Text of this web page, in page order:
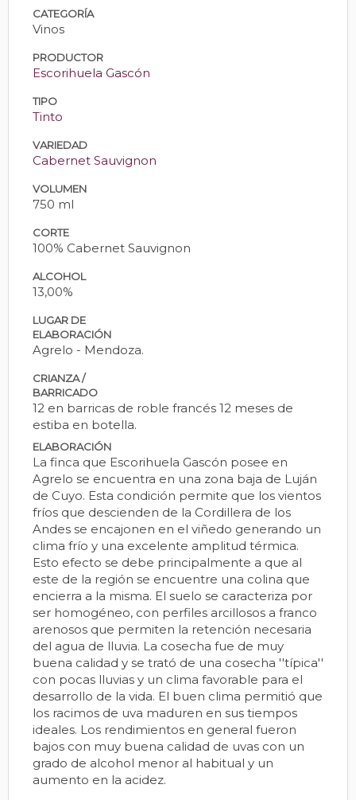
CATEGORÍA
Vinos
PRODUCTOR
Escorihuela Gascón
TIPO
Tinto
VARIEDAD
Cabernet Sauvignon
VOLUMEN
750 ml
CORTE
100% Cabernet Sauvignon
ALCOHOL
13,00%
LUGAR DE
ELABORACIÓN
Agrelo - Mendoza.
CRIANZA /
BARRICADO
12 en barricas de roble francés 12 meses de
estiba en botella.
ELABORACIÓN
La finca que Escorihuela Gascón posee en
Agrelo se encuentra en una zona baja de Luján
de Cuyo. Esta condición permite que los vientos
fríos que descienden de la Cordillera de los
Andes se encajonen en el viñedo generando un
clima frío y una excelente amplitud térmica.
Esto efecto se debe principalmente a que al
este de la región se encuentre una colina que
encierra a la misma. El suelo se caracteriza por
ser homogéneo, con perfiles arcillosos a franco
arenosos que permiten la retención necesaria
del agua de lluvia. La cosecha fue de muy
buena calidad y se trató de una cosecha ''típica''
con pocas lluvias y un clima favorable para el
desarrollo de la vida. El buen clima permitió que
los racimos de uva maduren en sus tiempos
ideales. Los rendimientos en general fueron
bajos con muy buena calidad de uvas con un
grado de alcohol menor al habitual y un
aumento en la acidez.